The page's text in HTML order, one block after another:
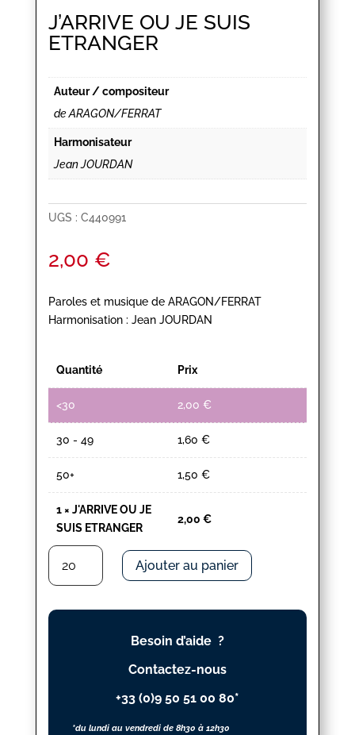
J’ARRIVE OU JE SUIS
ETRANGER
Auteur / compositeur
de ARAGON/FERRAT
Harmonisateur
Jean JOURDAN
UGS : C440991
2,00 €
Paroles et musique de ARAGON/FERRAT
Harmonisation : Jean JOURDAN
Quantité Prix
<30 2,00 €
30 - 49 1,60 €
50+ 1,50 €
1× J'ARRIVE OU JE
SUIS ETRANGER
2,00 €
quantité
J'ARRIVE
OU
Ajouter au panier
Besoin d’aide ?
Contactez-nous
+33 (0)9 50 51 00 80*
*du lundi au vendredi de 8h30 à 12h30